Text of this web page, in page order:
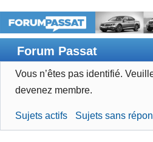
Forum Passat
Accueil
Devenir membre
Vous n’êtes pas identifié.
devenez membre.
Sujets actifs Sujets sans